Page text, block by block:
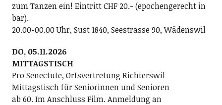
zum Tanzen ein! Eintritt CHF 20.- (epochengerecht in
bar).
20.00-00.00 Uhr, Sust 1840, Seestrasse 90, Wädenswil
DO, 05.11.2026
MITTAGSTISCH
Pro Senectute, Ortsvertretung Richterswil
Mittagstisch für Seniorinnen und Senioren
ab 60. Im Anschluss Film. Anmeldung an